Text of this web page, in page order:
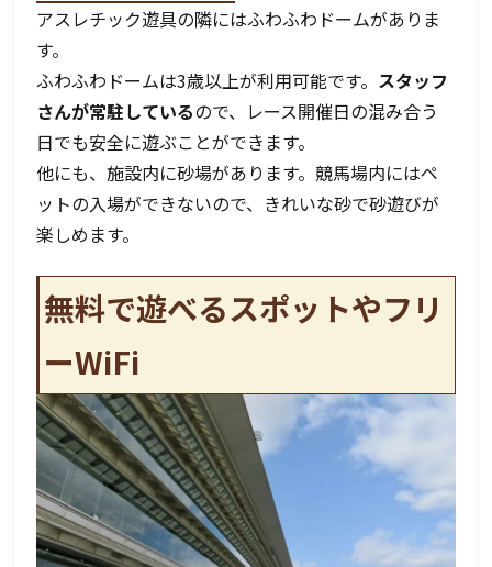
アスレチック遊具の隣にはふわふわドームがありま
す。
ふわふわドームは3歳以上が利用可能です。 スタッフ
さんが常駐しているので、レース開催日の混み合う
日でも安全に遊ぶことができます。
他にも、施設内に砂場があります。競馬場内にはペ
ットの入場ができないので、きれいな砂で砂遊びが
楽しめます。
無料で遊べるスポットやフリ
ーWiFi